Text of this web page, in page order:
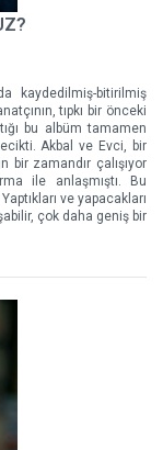
kaydedilmiş-bitirilmiş
tıpkı bir önceki
bu albüm tamamen
Akbal ve Evci, bir
bir zamandır çalışıyor
ile anlaşmıştı. Bu
ve yapacakları
çok daha geniş bir